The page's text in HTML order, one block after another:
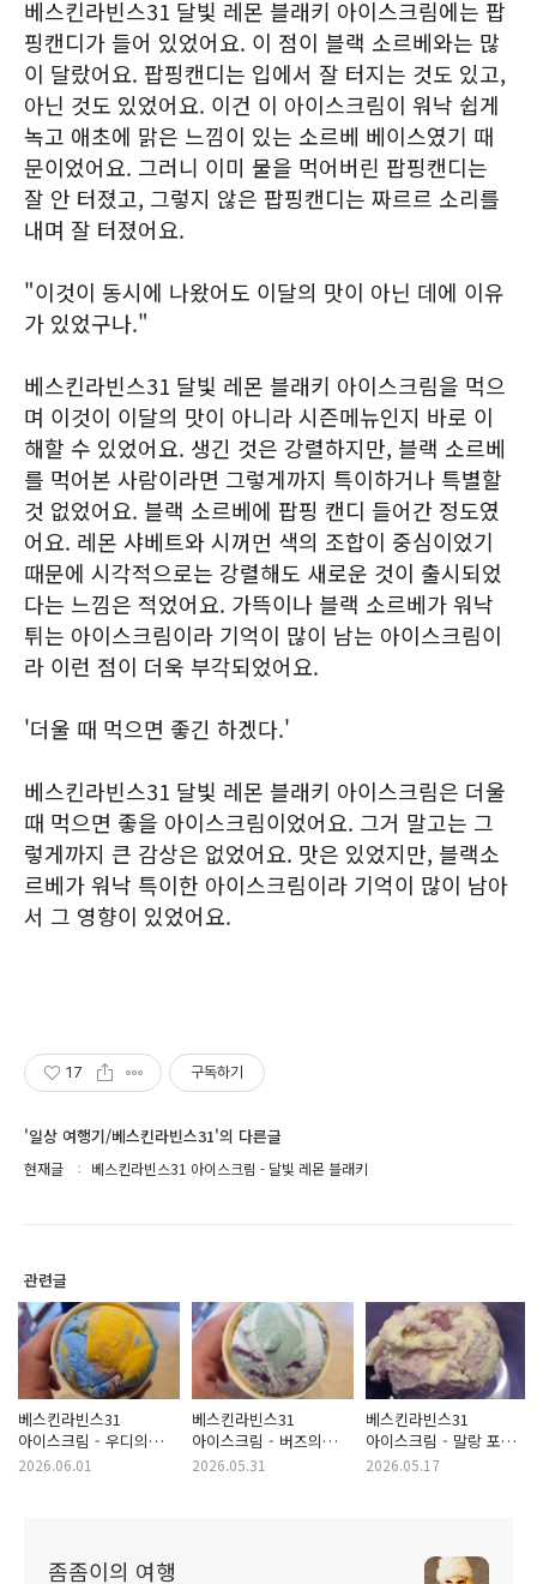
베스킨라빈스31 달빛 레몬 블래키 아이스크림에는 팝
핑캔디가 들어 있었어요. 이 점이 블랙 소르베와는 많
이 달랐어요. 팝핑캔디는 입에서 잘 터지는 것도 있고,
아닌 것도 있었어요. 이건 이 아이스크림이 워낙 쉽게
녹고 애초에 맑은 느낌이 있는 소르베 베이스였기 때
문이었어요. 그러니 이미 물을 먹어버린 팝핑캔디는
잘 안 터졌고, 그렇지 않은 팝핑캔디는 짜르르 소리를
내며 잘 터졌어요.
"이것이 동시에 나왔어도 이달의 맛이 아닌 데에 이유
가 있었구나."
베스킨라빈스31 달빛 레몬 블래키 아이스크림을 먹으
며 이것이 이달의 맛이 아니라 시즌메뉴인지 바로 이
해할 수 있었어요. 생긴 것은 강렬하지만, 블랙 소르베
를 먹어본 사람이라면 그렇게까지 특이하거나 특별할
것 없었어요. 블랙 소르베에 팝핑 캔디 들어간 정도였
어요. 레몬 샤베트와 시꺼먼 색의 조합이 중심이었기
때문에 시각적으로는 강렬해도 새로운 것이 출시되었
다는 느낌은 적었어요. 가뜩이나 블랙 소르베가 워낙
튀는 아이스크림이라 기억이 많이 남는 아이스크림이
라 이런 점이 더욱 부각되었어요.
'더울 때 먹으면 좋긴 하겠다.'
베스킨라빈스31 달빛 레몬 블래키 아이스크림은 더울
때 먹으면 좋을 아이스크림이었어요. 그거 말고는 그
렇게까지 큰 감상은 없었어요. 맛은 있었지만, 블랙소
르베가 워낙 특이한 아이스크림이라 기억이 많이 남아
서 그 영향이 있었어요.
17 구독하기
'일상 여행기/베스킨라빈스31'의 다른글
현재글 베스킨라빈스31 아이스크림 - 달빛 레몬 블래키
관련글
베스킨라빈스31
아이스크림 - 우디의
후르츠 어드벤처
2026.06.01
베스킨라빈스31
아이스크림 - 버즈의
애플 리치 빔
2026.05.31
베스킨라빈스31
아이스크림 - 말랑 포도
메타몽 (206년 5월
2026.05.17
좀좀이의 여행